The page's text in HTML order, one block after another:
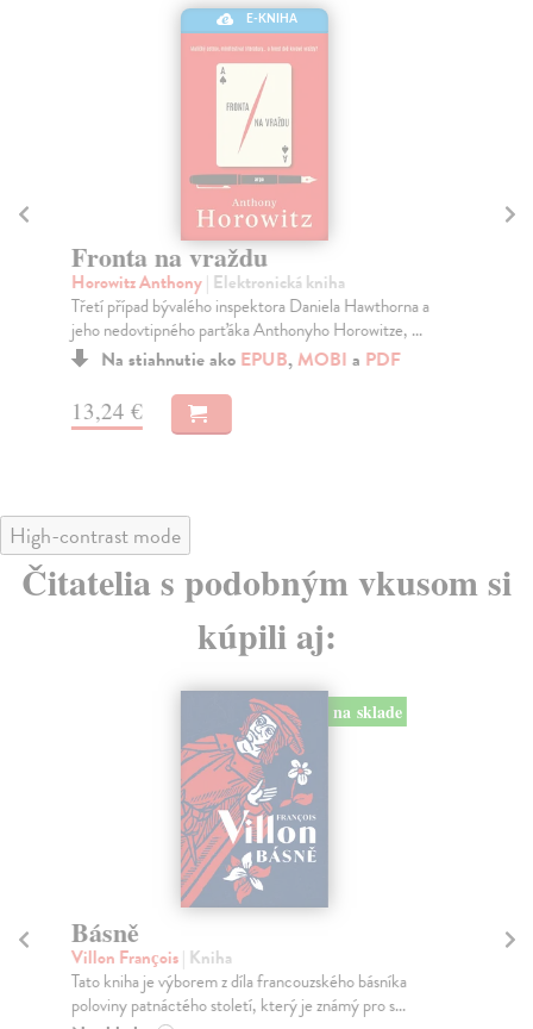
E-KNIHA
Fronta na vraždu
Horowitz Anthony| Elektronická kniha
Třetí případ bývalého inspektora Daniela Hawthorna a
jeho nedovtipného parťáka Anthonyho Horowitze, ...
Na stiahnutie ako EPUB,MOBI a PDF
13,24 €
High-contrast mode
Čitatelia s podobným vkusom si
kúpili aj:
na sklade
Básně
Villon François| Kniha
Tato kniha je výborem z díla francouzského básníka
poloviny patnáctého století, který je známý pro s...